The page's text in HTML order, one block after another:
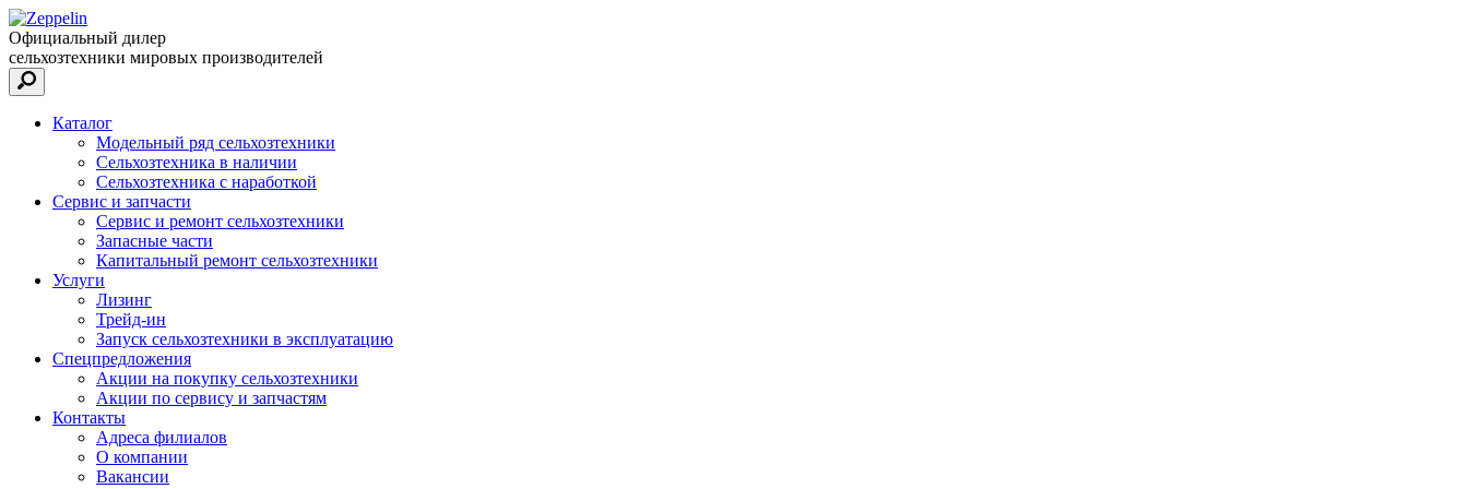
Официальный дилер
сельхозтехники мировых производителей
Каталог
Модельный ряд сельхозтехники
Сельхозтехника в наличии
Сельхозтехника с наработкой
Сервис и запчасти
Сервис и ремонт сельхозтехники
Запасные части
Капитальный ремонт сельхозтехники
Услуги
Лизинг
Трейд-ин
Запуск сельхозтехники в эксплуатацию
Спецпредложения
Акции на покупку сельхозтехники
Акции по сервису и запчастям
Контакты
Адреса филиалов
О компании
Вакансии